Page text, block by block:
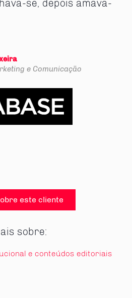
se, depois amava-
e Comunicação
este cliente
sobre:
e conteúdos editoriais